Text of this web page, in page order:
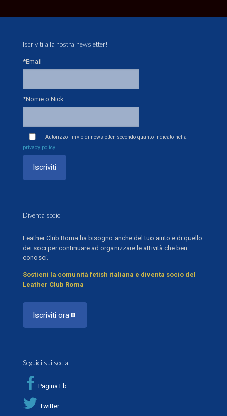
Iscriviti alla nostra newsletter!
*Email
*Nome o Nick
Autorizzo l'invio di newsletter secondo quanto indicato nella
privacy policy
Diventa socio
Leather Club Roma ha bisogno anche del tuo aiuto e di quello
dei soci per continuare ad organizzare le attività che ben
conosci.
Sostieni la comunità fetish italiana e diventa socio del
Leather Club Roma
Iscriviti ora
Seguici sui social
Pagina Fb
Twitter